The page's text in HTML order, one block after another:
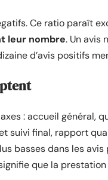
Ce ratio paraît
leur nombre. Un avis
d’avis positifs
: accueil général,
suivi final, rapport
basses dans les
que la